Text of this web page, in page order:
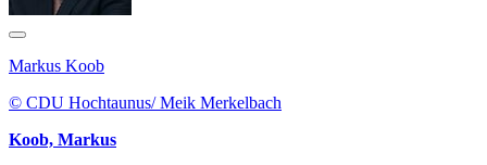
Markus Koob
© CDU Hochtaunus/ Meik Merkelbach
Koob, Markus